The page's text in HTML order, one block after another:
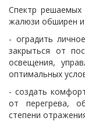
Спектр решаемых
жалюзи обширен и
- оградить
закрыться от
освещения,
оптимальных
- создать
от перегрева,
степени